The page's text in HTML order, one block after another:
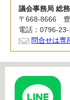
議会事務局 総
〒668-8666 豊
電話：0796-
問合せは専